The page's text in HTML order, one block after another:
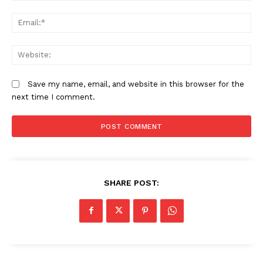
Save my name, email, and website in this browser for the
next time I comment.
SHARE POST: